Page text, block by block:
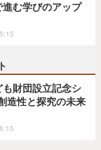
進む学びのアップ
も財団設立記念シ
造性と探究の未来